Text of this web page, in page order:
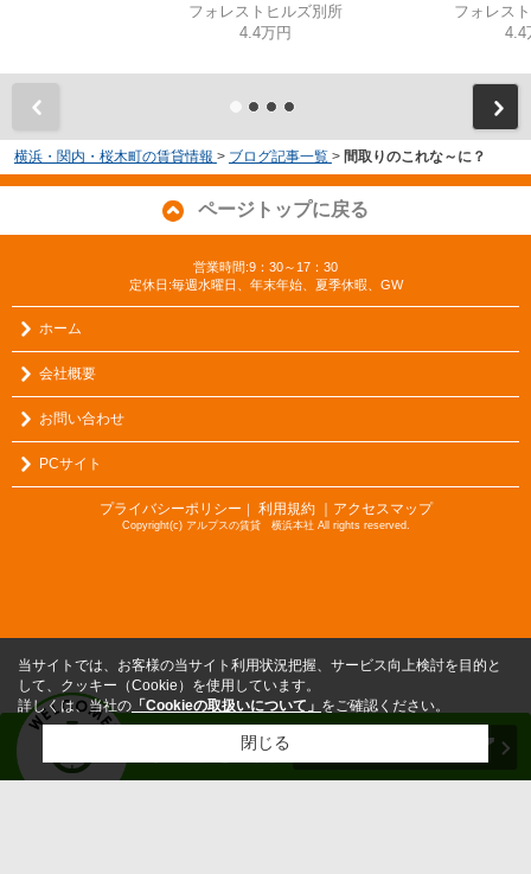
フォレストヒルズ別所
4.4万円
フォレス
4.4
横浜・関内・桜木町の賃貸情報 > ブログ記事一覧 > 間取りのこれな～に？
ページトップに戻る
営業時間:9：30～17：30
定休日:毎週水曜日、年末年始、夏季休暇、GW
ホーム
会社概要
お問い合わせ
PCサイト
プライバシーポリシー ｜ 利用規約 ｜アクセスマップ
Copyright(c) アルプスの賃貸 横浜本社 All rights reserved.
当サイトでは、お客様の当サイト利用状況把握、サービス向上検討を目的と
して、クッキー（Cookie）を使用しています。
詳しくは、当社の 「Cookieの取扱いについて」 をご確認ください。
閉じる